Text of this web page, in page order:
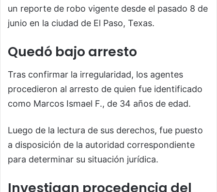
un reporte de robo vigente desde el pasado 8 de
junio en la ciudad de El Paso, Texas.
Quedó bajo arresto
Tras confirmar la irregularidad, los agentes
procedieron al arresto de quien fue identificado
como Marcos Ismael F., de 34 años de edad.
Luego de la lectura de sus derechos, fue puesto
a disposición de la autoridad correspondiente
para determinar su situación jurídica.
Investigan procedencia del